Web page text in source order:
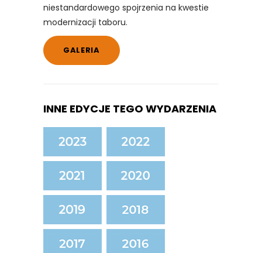
niestandardowego spojrzenia na kwestie
modernizacji taboru.
GALERIA
INNE EDYCJE TEGO WYDARZENIA